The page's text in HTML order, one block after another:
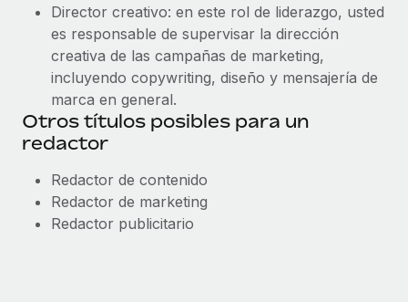
Director creativo: en este rol de liderazgo, usted
es responsable de supervisar la dirección
creativa de las campañas de marketing,
incluyendo copywriting, diseño y mensajería de
marca en general.
Otros títulos posibles para un
redactor
Redactor de contenido
Redactor de marketing
Redactor publicitario